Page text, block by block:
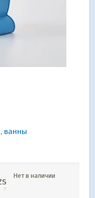
ванны
Нет в наличии